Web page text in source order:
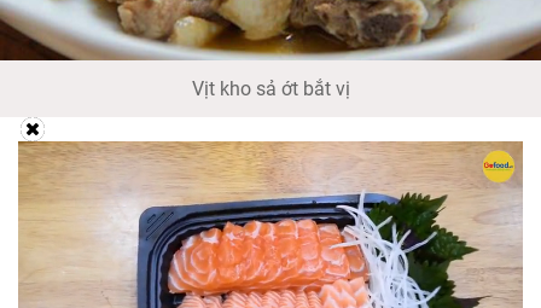
Vịt kho sả ớt bắt vị